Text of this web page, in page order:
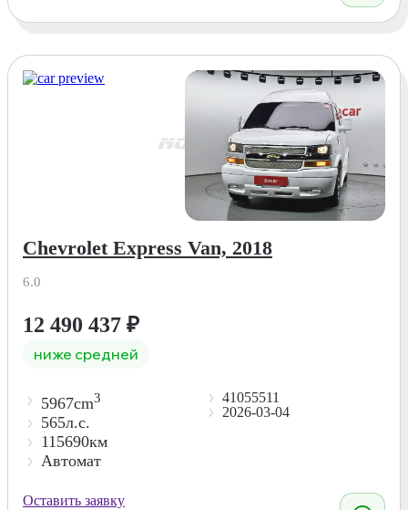
Chevrolet Express Van, 2018
6.0
12 490 437 ₽
ниже средней
5967cm3
565л.с.
115690км
Автомат
41055511
2026-03-04
Оставить заявку